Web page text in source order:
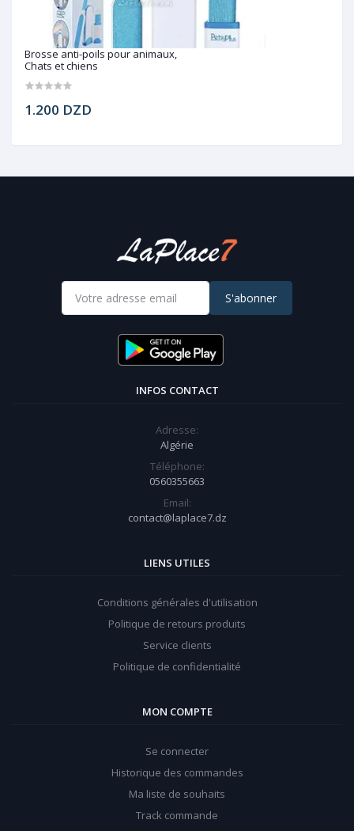
Brosse anti-poils pour animaux,
Chats et chiens
1.200 DZD
S'abonner
INFOS CONTACT
Adresse:
Algérie
Téléphone:
0560355663
Email:
contact@laplace7.dz
LIENS UTILES
Conditions générales d'utilisation
Politique de retours produits
Service clients
Politique de confidentialité
MON COMPTE
Se connecter
Historique des commandes
Ma liste de souhaits
Track commande